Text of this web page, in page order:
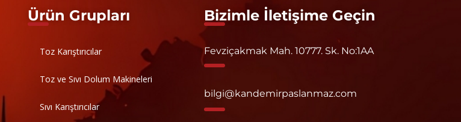
Ürün Grupları
Toz Karıştırıcılar
Toz ve Sıvı Dolum Makineleri
Sıvı Karıştırıcılar
Bizimle İletişime Geçin
Fevziçakmak Mah. 10777. Sk. No:1AA
bilgi@kandemirpaslanmaz.com